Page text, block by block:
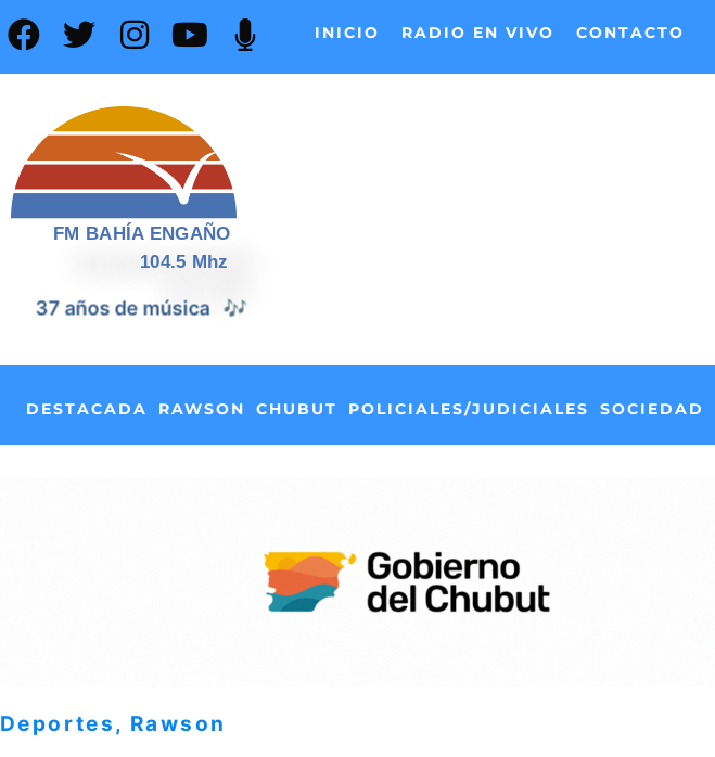
INICIO RADIO EN VIVO CONTACTO
FM BAHÍA ENGAÑO
104.5 Mhz
37 años de noticias 📰
DESTACADA RAWSON CHUBUT POLICIALES/JUDICIALES SOCIEDAD
Deportes, Rawson